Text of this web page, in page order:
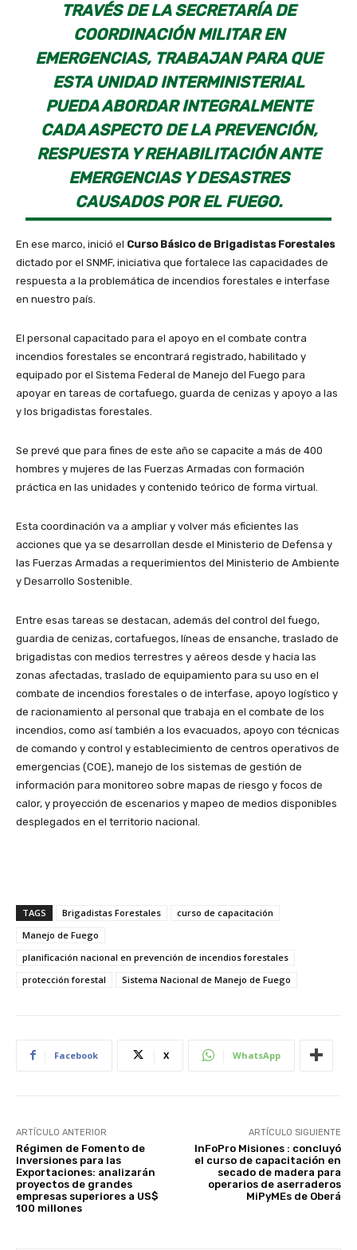
TRAVÉS DE LA SECRETARÍA DE
COORDINACIÓN MILITAR EN
EMERGENCIAS, TRABAJAN PARA QUE
ESTA UNIDAD INTERMINISTERIAL
PUEDA ABORDAR INTEGRALMENTE
CADA ASPECTO DE LA PREVENCIÓN,
RESPUESTA Y REHABILITACIÓN ANTE
EMERGENCIAS Y DESASTRES
CAUSADOS POR EL FUEGO.
En ese marco, inició el Curso Básico de Brigadistas Forestales
dictado por el SNMF, iniciativa que fortalece las capacidades de
respuesta a la problemática de incendios forestales e interfase
en nuestro país.
El personal capacitado para el apoyo en el combate contra
incendios forestales se encontrará registrado, habilitado y
equipado por el Sistema Federal de Manejo del Fuego para
apoyar en tareas de cortafuego, guarda de cenizas y apoyo a las
y los brigadistas forestales.
Se prevé que para fines de este año se capacite a más de 400
hombres y mujeres de las Fuerzas Armadas con formación
práctica en las unidades y contenido teórico de forma virtual.
Esta coordinación va a ampliar y volver más eficientes las
acciones que ya se desarrollan desde el Ministerio de Defensa y
las Fuerzas Armadas a requerimientos del Ministerio de Ambiente
y Desarrollo Sostenible.
Entre esas tareas se destacan, además del control del fuego,
guardia de cenizas, cortafuegos, líneas de ensanche, traslado de
brigadistas con medios terrestres y aéreos desde y hacia las
zonas afectadas, traslado de equipamiento para su uso en el
combate de incendios forestales o de interfase, apoyo logístico y
de racionamiento al personal que trabaja en el combate de los
incendios, como así también a los evacuados, apoyo con técnicas
de comando y control y establecimiento de centros operativos de
emergencias (COE), manejo de los sistemas de gestión de
información para monitoreo sobre mapas de riesgo y focos de
calor, y proyección de escenarios y mapeo de medios disponibles
desplegados en el territorio nacional.
TAGS Brigadistas Forestales
curso de capacitación
Manejo de Fuego
planificación nacional en prevención de incendios forestales
protección forestal
Sistema Nacional de Manejo de Fuego
Facebook X WhatsApp
ARTÍCULO ANTERIOR
Régimen de Fomento de
Inversiones para las
Exportaciones: analizarán
proyectos de grandes
empresas superiores a US$
100 millones
ARTÍCULO SIGUIENTE
InFoPro Misiones : concluyó
el curso de capacitación en
secado de madera para
operarios de aserraderos
MiPyMEs de Oberá